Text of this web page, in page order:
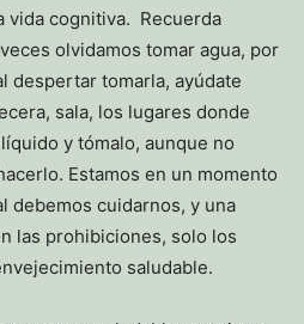
vida cognitiva. Recuerda
olvidamos tomar agua, por
despertar tomarla, ayúdate
sala, los lugares donde
y tómalo, aunque no
Estamos en un momento
debemos cuidarnos, y una
las prohibiciones, solo los
saludable.